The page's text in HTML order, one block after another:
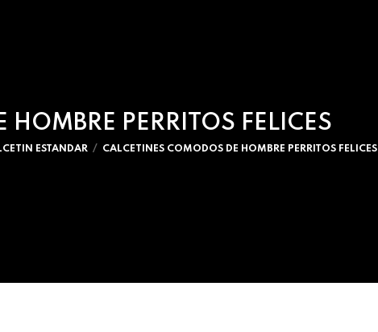
PERRITOS FELICES
ESTANDAR CALCETINES COMODOS DE HOMBRE PERRITOS FELICES